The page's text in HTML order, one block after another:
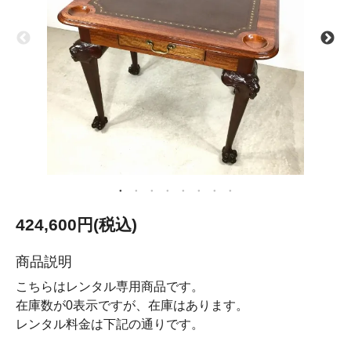
424,600円(税込)
商品説明
こちらはレンタル専用商品です。
在庫数が0表示ですが、在庫はあります。
レンタル料金は下記の通りです。